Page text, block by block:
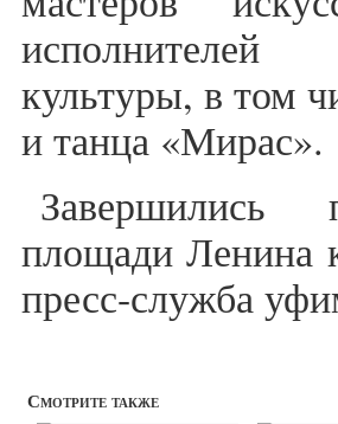
культуры, в том
и танца «Мирас».
Завершились
площади Ленина
пресс-служба
Смотрите также